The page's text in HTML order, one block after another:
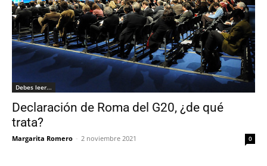
Debes leer...
Declaración de Roma del G20, ¿de qué
trata?
Margarita Romero - 2 noviembre 2021 0